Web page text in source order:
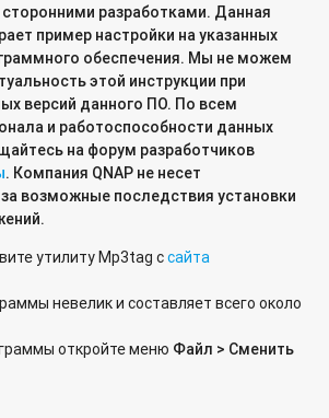
строке сетевого накопителя из
Linux
строке устройства из
MAC OS X
мигрировать на SSD, ускорится ли
при просмотре через Qphoto и Qfile
качестве?
папок (Folder Aggregation)
пользователей в структуре папок
QNAP?
сетевого накопителя Qnap к
разработками. Данная
пример настройки на указанных
обеспечения. Мы не можем
этой инструкции при
версий данного ПО. По всем
и работоспособности данных
на форум разработчиков
. Компания QNAP не несет
возможные последствия установки
утилиту Mp3tag ссайта
невелик и составляет всего около
откройте меню Файл > Сменить